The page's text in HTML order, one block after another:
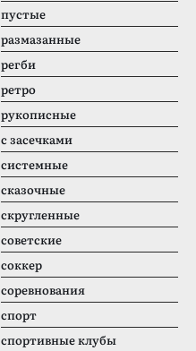
пустые
размазанные
регби
ретро
рукописные
с засечками
системные
сказочные
скругленные
советские
соккер
соревнования
спорт
спортивные клубы